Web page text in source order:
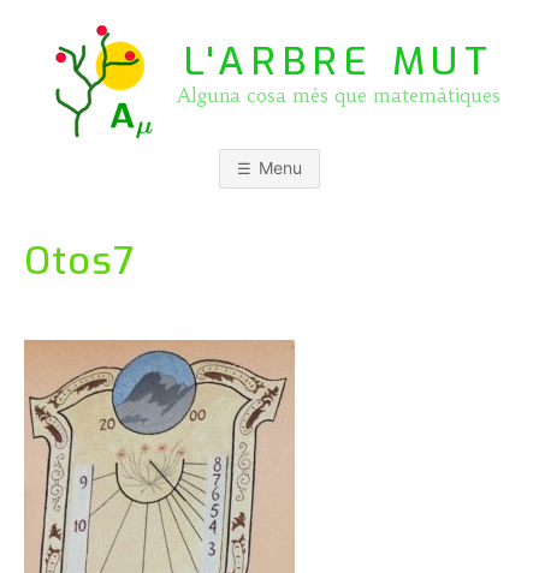
L'ARBRE MUT
Alguna cosa més que matemàtiques
Menu
Otos7